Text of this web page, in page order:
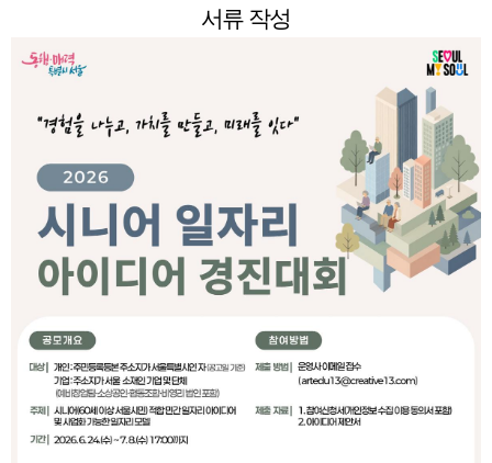
서류 작성